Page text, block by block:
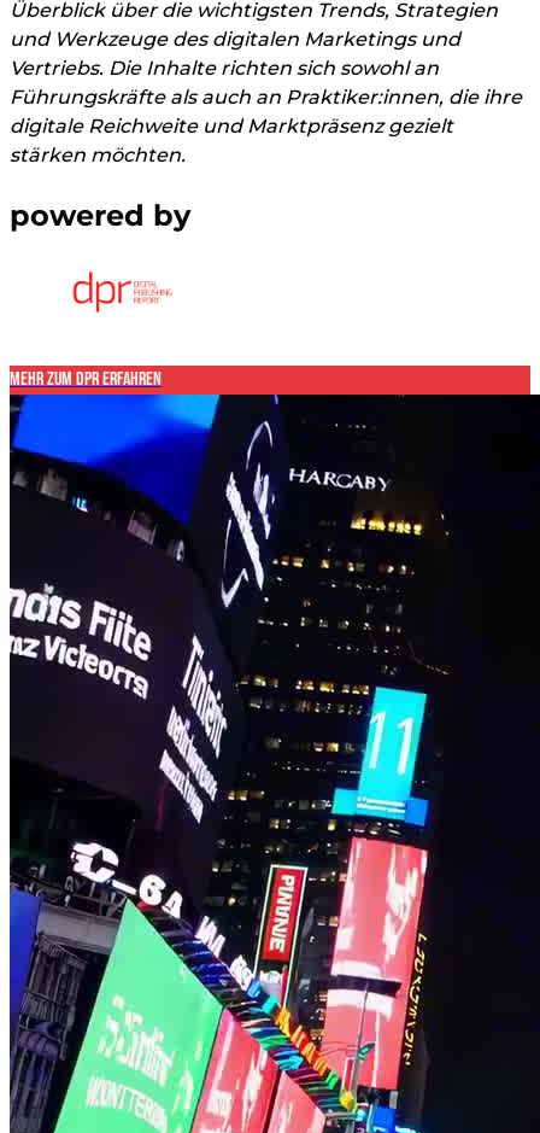
Überblick über die wichtigsten Trends, Strategien
und Werkzeuge des digitalen Marketings und
Vertriebs. Die Inhalte richten sich sowohl an
Führungskräfte als auch an Praktiker:innen, die ihre
digitale Reichweite und Marktpräsenz gezielt
stärken möchten.
powered by